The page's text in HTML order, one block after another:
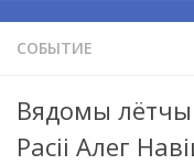
СОБЫТИЕ
Вядомы
Расіі Алег